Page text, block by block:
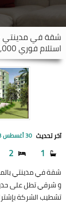
شقة فيمدينتي
استلام فوري 2,500,000 ج
آخر تحديث 30 أغسطس 2023
1
2
شقة في مدينتي
تشطيب الشركة بإشتراك